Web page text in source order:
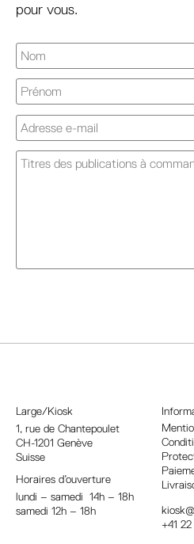
pour vous.
e
Large/Kiosk
1, rue de Chantepoulet
CH-1201 Genève
Suisse
Horaires d’ouverture
lundi – samedi 14h – 18h
samedi 12h – 18h
+41